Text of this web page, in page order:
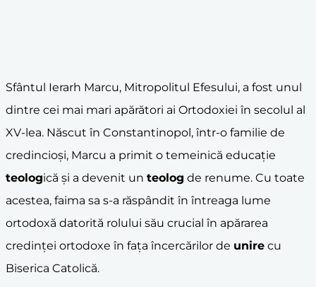
Sfântul Ierarh Marcu, Mitropolitul Efesului, a fost unul
dintre cei mai mari apărători ai Ortodoxiei în secolul al
XV-lea. Născut în Constantinopol, într-o familie de
credincioși, Marcu a primit o temeinică educație
teologică și a devenit un teolog de renume. Cu toate
acestea, faima sa s-a răspândit în întreaga lume
ortodoxă datorită rolului său crucial în apărarea
credinței ortodoxe în fața încercărilor de unire cu
Biserica Catolică.